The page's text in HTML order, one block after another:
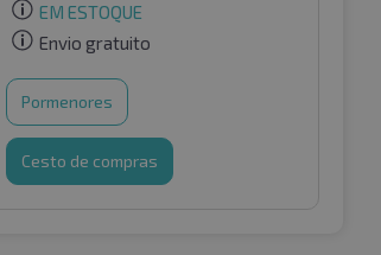
EM ESTOQUE
Envio gratuito
Pormenores
Cesto de compras